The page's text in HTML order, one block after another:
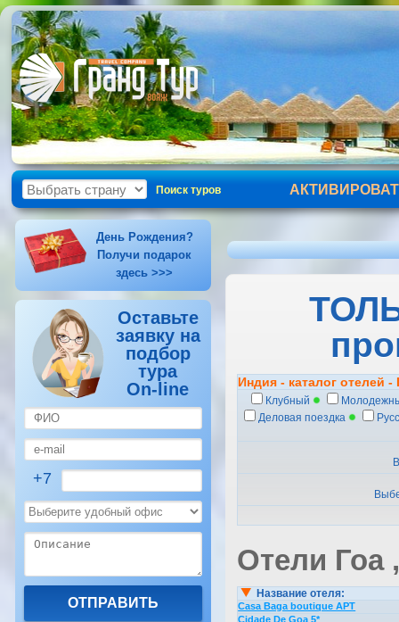
Поиск туров
День Рождения?
Получи подарок
здесь >>>
Оставьте
заявку на
подбор
тура
On-line
+7
Индия - каталог отелей
Клубный
Деловая поездка
Отели Гоа
Название отеля:
Casa Baga boutique APT
Cidade De Goa 5*